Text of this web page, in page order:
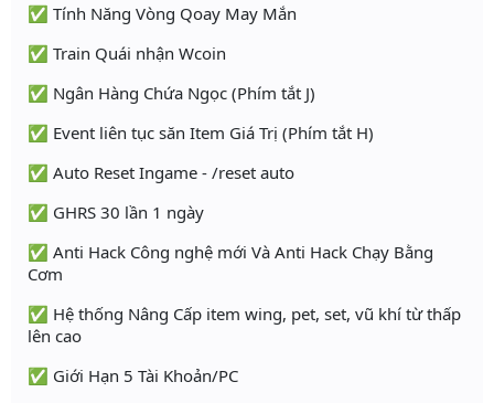
✅ Tính Năng Vòng Qoay May Mắn
✅ Train Quái nhận Wcoin
✅ Ngân Hàng Chứa Ngọc (Phím tắt J)
✅ Event liên tục săn Item Giá Trị (Phím tắt H)
✅ Auto Reset Ingame - /reset auto
✅ GHRS 30 lần 1 ngày
✅ Anti Hack Công nghệ mới Và Anti Hack Chạy Bằng
Cơm
✅ Hệ thống Nâng Cấp item wing, pet, set, vũ khí từ thấp
lên cao
✅ Giới Hạn 5 Tài Khoản/PC